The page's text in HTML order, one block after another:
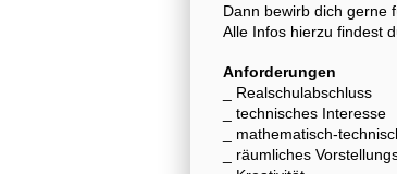
Dann bewirb dich gerne
Alle Infos hierzu findest
Anforderungen
_ Realschulabschluss
_ technisches Interesse
_ mathematisch-
_ räumliches